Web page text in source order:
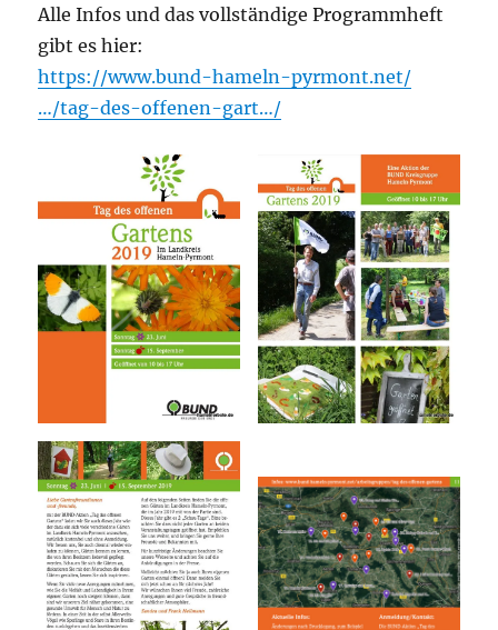
Alle Infos und das vollständige Programmheft
gibt es hier:
https://www.bund-hameln-pyrmont.net/
…/tag-des-offenen-gart…/